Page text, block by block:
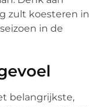
zult koesteren in
in de
belangrijkste,